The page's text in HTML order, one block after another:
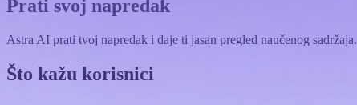
Prati svoj napredak
Astra AI prati tvoj napredak i daje ti jasan pregled naučenog sadržaja.
Što kažu korisnici